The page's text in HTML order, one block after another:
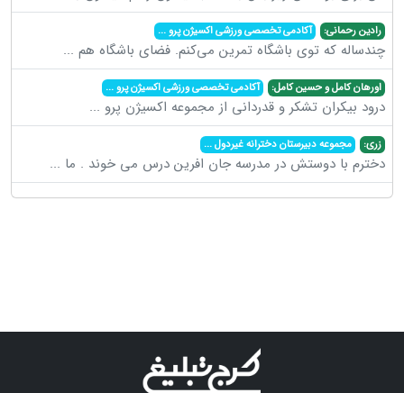
رادین رحمانی: آکادمی تخصصی ورزشی اکسیژن پرو...
چندساله که توی باشگاه تمرین می‌کنم. فضای باشگاه هم ...
اورهان کامل و حسین کامل: آکادمی تخصصی ورزشی اکسیژن پرو...
درود بیکران تشکر و قدردانی از مجموعه اکسیژن پرو ...
زری: مجموعه دبیرستان دخترانه غیردول...
دخترم با دوستش در مدرسه جان افرین درس می خوند . ما ...